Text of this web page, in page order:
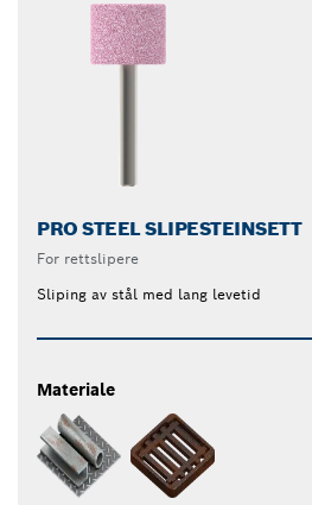
PRO STEEL SLIPESTEINSETT
For rettslipere
Sliping av stål med lang levetid
Materiale